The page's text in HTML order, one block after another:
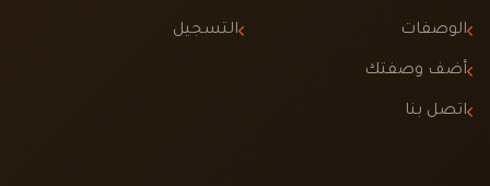
الوصفات
أضف وصفتك
اتصل بنا
التسجيل